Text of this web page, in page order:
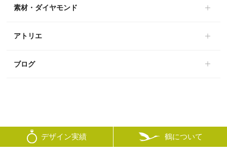
デザイン実績 鶴について
素材・ダイヤモンド
アトリエ
ブログ